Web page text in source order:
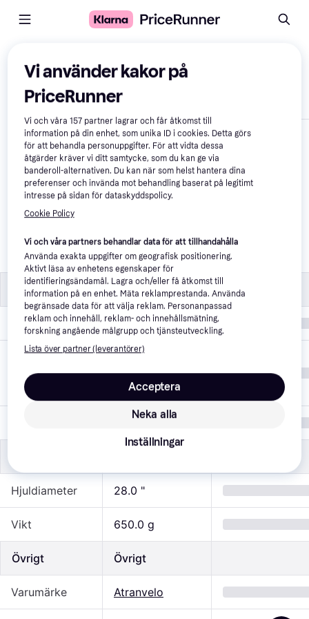
Jämför produkter
Visa endast skillnader
AVS Front carrier
376 kr
Specifikationer Specifikationer
Placering Fram
Belastning
(max)
10.0 kg
Svart
Hjuldiameter 28.0 "
Vikt 650.0 g
Övrigt Övrigt
Varumärke Atranvelo
Vi använder kakor på
PriceRunner
Vi och våra157 partner lagrar och får åtkomst till
information på din enhet, som unika ID i cookies. Detta görs
för att behandla personuppgifter. För att vidta dessa
åtgärder kräver vi ditt samtycke, som du kan ge via
banderoll-alternativen. Du kan när som helst hantera dina
preferenser och invända mot behandling baserat på legitimt
intresse på sidan för dataskyddspolicy.
Cookie Policy
Vi och våra partners behandlar data för att tillhandahålla
Använda exakta uppgifter om geografisk positionering.
Aktivt läsa av enhetens egenskaper för
identifieringsändamål. Lagra och/eller få åtkomst till
information på en enhet. Mäta reklamprestanda. Använda
begränsade data för att välja reklam. Personanpassad
reklam och innehåll, reklam- och innehållsmätning,
forskning angående målgrupp och tjänsteutveckling.
Lista över partner (leverantörer)
Neka alla
Acceptera
Inställningar